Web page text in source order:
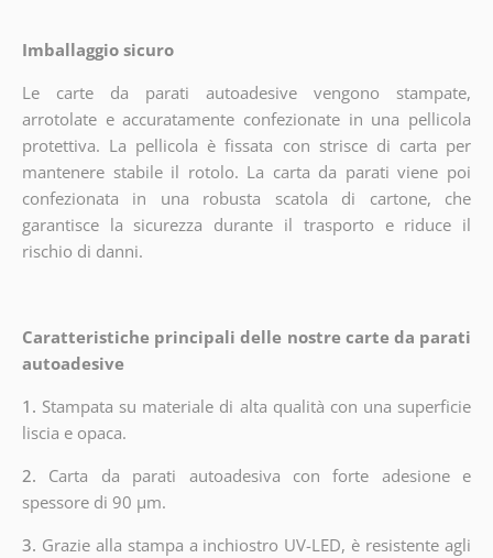
Imballaggio sicuro
Le carte da parati autoadesive vengono stampate,
arrotolate e accuratamente confezionate in una pellicola
protettiva. La pellicola è fissata con strisce di carta per
mantenere stabile il rotolo. La carta da parati viene poi
confezionata in una robusta scatola di cartone, che
garantisce la sicurezza durante il trasporto e riduce il
rischio di danni.
Caratteristiche principali delle nostre carte da parati
autoadesive
1. Stampata su materiale di alta qualità con una superficie
liscia e opaca.
2. Carta da parati autoadesiva con forte adesione e
spessore di 90 µm.
3. Grazie alla stampa a inchiostro UV-LED, è resistente agli